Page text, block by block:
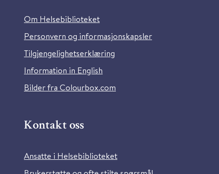
Om Helsebiblioteket
Personvern og informasjonskapsler
Tilgjengelighetserklæring
Information in English
Bilder fra Colourbox.com
Kontakt oss
Ansatte i Helsebiblioteket